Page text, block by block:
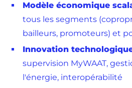
Modèle économique
tous les segments
bailleurs, promoteurs) et
Innovation
supervision MyWAAT,
l'énergie, interopérabilité